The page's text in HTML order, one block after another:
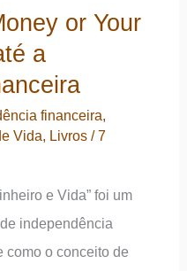
or Your
a
financeira,
Vida, Livros /7
e Vida” foi um
independência
como o conceito de